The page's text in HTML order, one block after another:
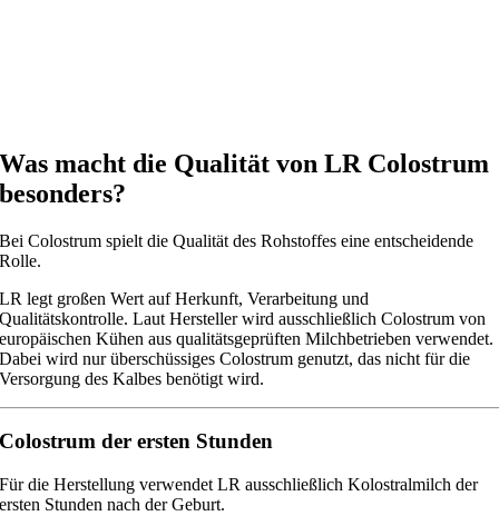
Was macht die Qualität von LR Colostrum
besonders?
Bei Colostrum spielt die Qualität des Rohstoffes eine entscheidende
Rolle.
LR legt großen Wert auf Herkunft, Verarbeitung und
Qualitätskontrolle. Laut Hersteller wird ausschließlich Colostrum von
europäischen Kühen aus qualitätsgeprüften Milchbetrieben verwendet.
Dabei wird nur überschüssiges Colostrum genutzt, das nicht für die
Versorgung des Kalbes benötigt wird.
Colostrum der ersten Stunden
Für die Herstellung verwendet LR ausschließlich Kolostralmilch der
ersten Stunden nach der Geburt.